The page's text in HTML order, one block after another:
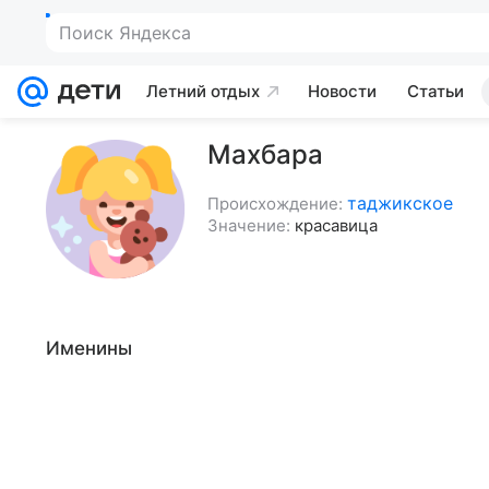
Поиск Яндекса
Летний отдых Новости Статьи
Махбара
Происхождение: таджикское
Значение: красавица
Именины